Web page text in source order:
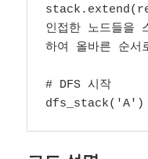
인접한 노드들을
하여 올바른 순서
# DFS 시작
dfs_stack('A')